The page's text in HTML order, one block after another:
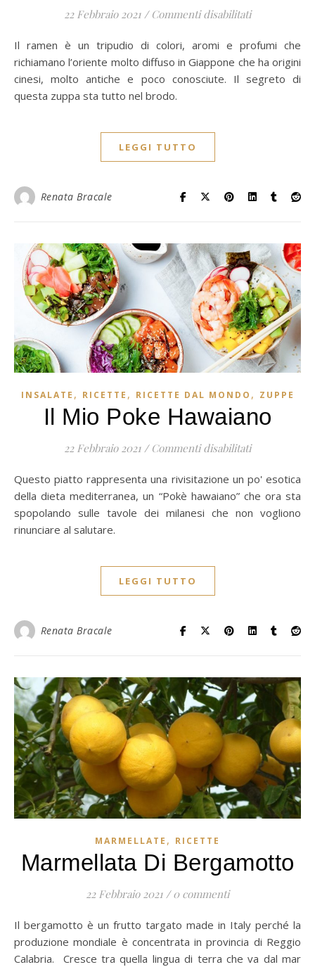
22 Febbraio 2021 / Commenti disabilitatisu Il mio
Il ramen è un tripudio di colori, aromi e profumi che
richiamano l’oriente molto diffuso in Giappone che ha origini
cinesi, molto antiche e poco conosciute. Il segreto di
questa zuppa sta tutto nel brodo.
LEGGI TUTTO
Renata Bracale
INSALATE , RICETTE , RICETTE DAL MONDO , ZUPPE
Il Mio Poke Hawaiano
22 Febbraio 2021 / Commenti disabilitatisu Il mio
Questo piatto rappresenta una rivisitazione un po' esotica
della dieta mediterranea, un “Pokè hawaiano” che ora sta
spopolando sulle tavole dei milanesi che non vogliono
rinunciare al salutare.
LEGGI TUTTO
Renata Bracale
MARMELLATE , RICETTE
Marmellata Di Bergamotto
22 Febbraio 2021 / 0 commenti
Il bergamotto è un frutto targato made in Italy perché la
produzione mondiale è concentrata in provincia di Reggio
Calabria. Cresce tra quella lingua di terra che va dal mar